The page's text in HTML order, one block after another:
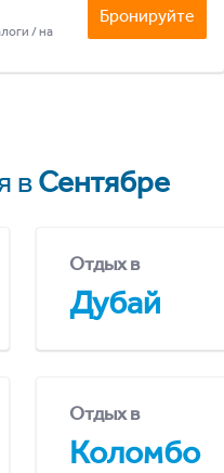
/ на
Бронируйте
вСентябре
Отдых в
Дубай
Отдых в
Коломбо